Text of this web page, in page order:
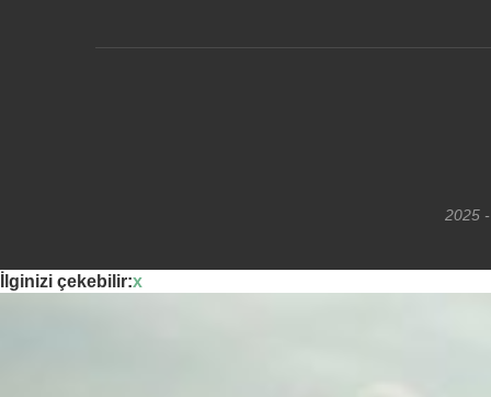
2025 -
İlginizi çekebilir:x